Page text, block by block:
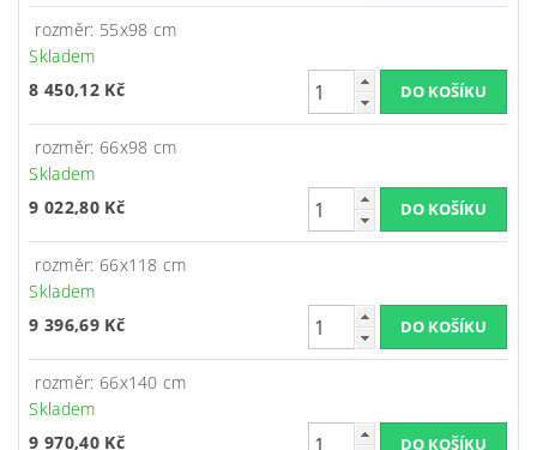
rozměr: 55x98 cm
Skladem
8 450,12 Kč
rozměr: 66x98 cm
Skladem
9 022,80 Kč
rozměr: 66x118 cm
Skladem
9 396,69 Kč
rozměr: 66x140 cm
Skladem
9 970,40 Kč